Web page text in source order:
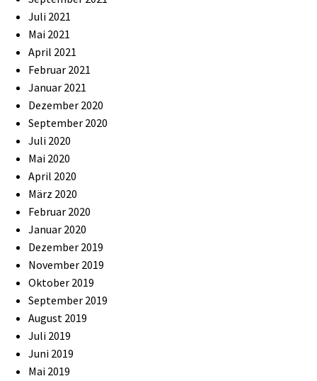
Juli 2021
Mai 2021
April 2021
Februar 2021
Januar 2021
Dezember 2020
September 2020
Juli 2020
Mai 2020
April 2020
März 2020
Februar 2020
Januar 2020
Dezember 2019
November 2019
Oktober 2019
September 2019
August 2019
Juli 2019
Juni 2019
Mai 2019